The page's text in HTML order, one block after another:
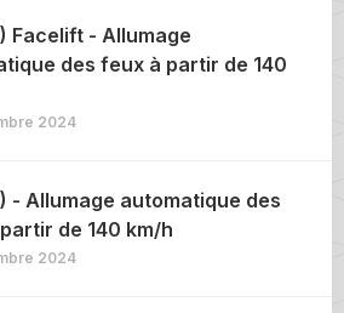
Facelift - Allumage
des feux à partir de 140
2024
- Allumage automatique des
de 140 km/h
2024